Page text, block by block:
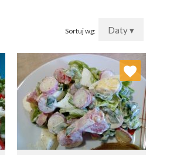
Sortuj wg: Daty ▾
Dodaj do ulubionych
Wybierz listę: